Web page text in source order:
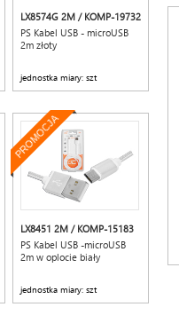
LX8574G 2M / KOMP-19732
PS Kabel USB - microUSB
2m złoty
jednostka miary: szt
PROMOCJA
LX8451 2M / KOMP-15183
PS Kabel USB -microUSB
2m w oplocie biały
jednostka miary: szt